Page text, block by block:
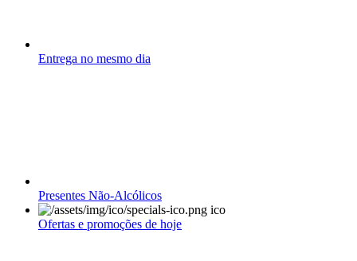
Entrega no mesmo dia
Presentes Não-Alcólicos
Ofertas e promoções de hoje